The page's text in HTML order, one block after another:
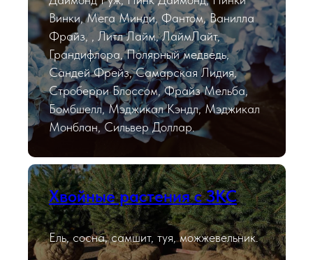
Винки, Мега Минди, Фантом, Ванилла
Фрайз, , Литл Лайм, ЛаймЛайт,
Грандифлора, Полярный медведь,
Сандей Фрейз, Самарская Лидия,
Строберри Блоссом, Фрайз Мельба,
Бомбшелл, Мэджикал Кэндл, Мэджикал
Монблан, Сильвер Доллар.
Хвойные растения с ЗКС
Ель, сосна, самшит, туя, можжевельник.